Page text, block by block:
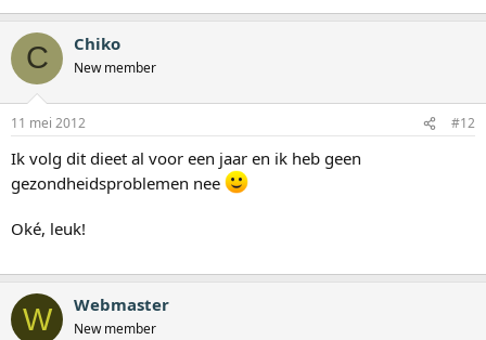
C Chiko
New member
11 mei 2012 #12
Ik volg dit dieet al voor een jaar en ik heb geen
gezondheidsproblemen nee
Oké, leuk!
W Webmaster
New member